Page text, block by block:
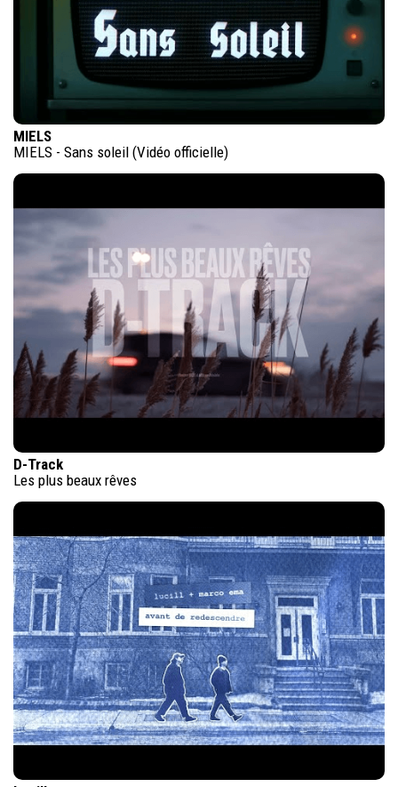
MIELS
MIELS - Sans soleil (Vidéo officielle)
D-Track
Les plus beaux rêves